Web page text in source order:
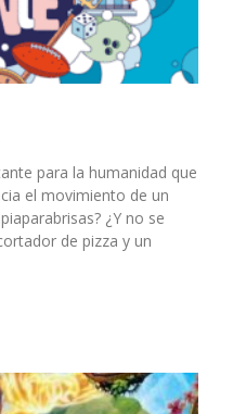
para la humanidad que
el movimiento de un
¿Y no se
de pizza y un